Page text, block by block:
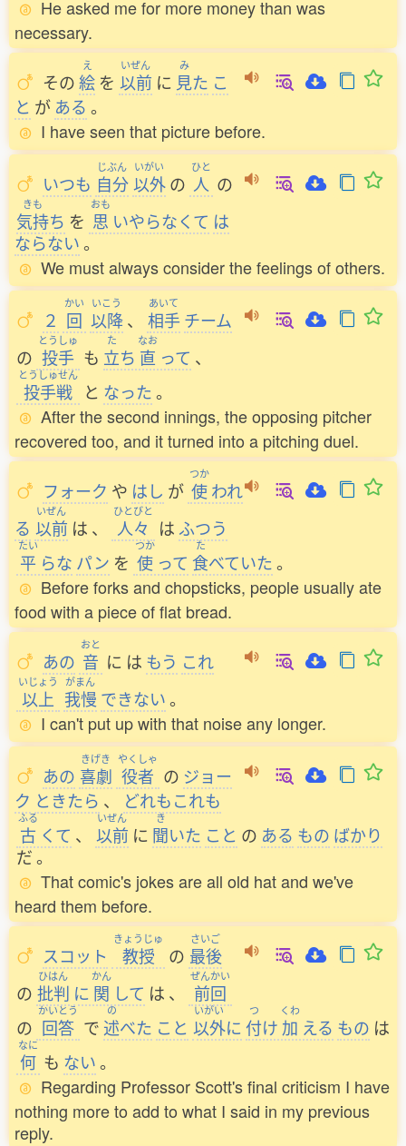
He asked me for more money than was
necessary.
その
え
絵 を
いぜん
以前 に
み
見た こ
と が ある 。
I have seen that picture before.
いつも
じぶん
自分
いがい
以外 の
ひと
人 の
きも
気持ち を
おも
思 いやらなくて は
ならない。
We must always consider the feelings of others.
２
かい
回
いこう
以降 、
あいて
相手 チーム
の
とうしゅ
投手 も
た
立ち
なお
直 って 、
とうしゅせん
投手戦 と なった。
After the second innings, the opposing pitcher
recovered too, and it turned into a pitching duel.
フォーク や はし が
つか
使われ
る
いぜん
以前 は 、
ひとびと
人々 は ふつう
たい
平 らな パン を
つか
使 って
た
食べていた。
Before forks and chopsticks, people usually ate
food with a piece of flat bread.
あの
おと
音 に は もう これ
いじょう
以上
がまん
我慢 できない。
I can't put up with that noise any longer.
あの
きげき
喜劇
やくしゃ
役者 の ジョー
ク ときたら 、 どれもこれも
ふる
古 くて 、
いぜん
以前 に
き
聞いた こと の ある もの ばかり
だ。
That comic's jokes are all old hat and we've
heard them before.
スコット
きょうじゅ
教授 の
さいご
最後
の
ひはん
批判 に
かん
関 して は 、
ぜんかい
前回
の
かいとう
回答 で
の
述べた こと
いがい
以外に
つ
付け
くわ
加 える もの は
なに
何 も ない。
Regarding Professor Scott's final criticism I have
nothing more to add to what I said in my previous
reply.